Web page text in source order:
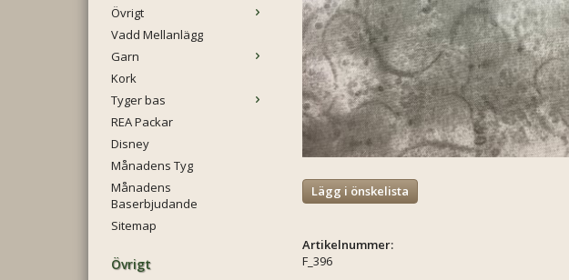
Övrigt
Vadd Mellanlägg
Garn
Kork
Tyger bas
REA Packar
Disney
Månadens Tyg
Månadens
Baserbjudande
Sitemap
Övrigt
Lägg i önskelista
Artikelnummer:
F_396